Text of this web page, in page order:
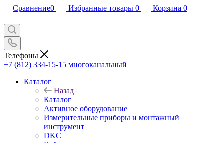
Сравнение0 Избранные товары 0 Корзина 0
Телефоны
+7 (812) 334-15-15 многоканальный
Каталог
Назад
Каталог
Активное оборудование
Измерительные приборы и монтажный
инструмент
DKC